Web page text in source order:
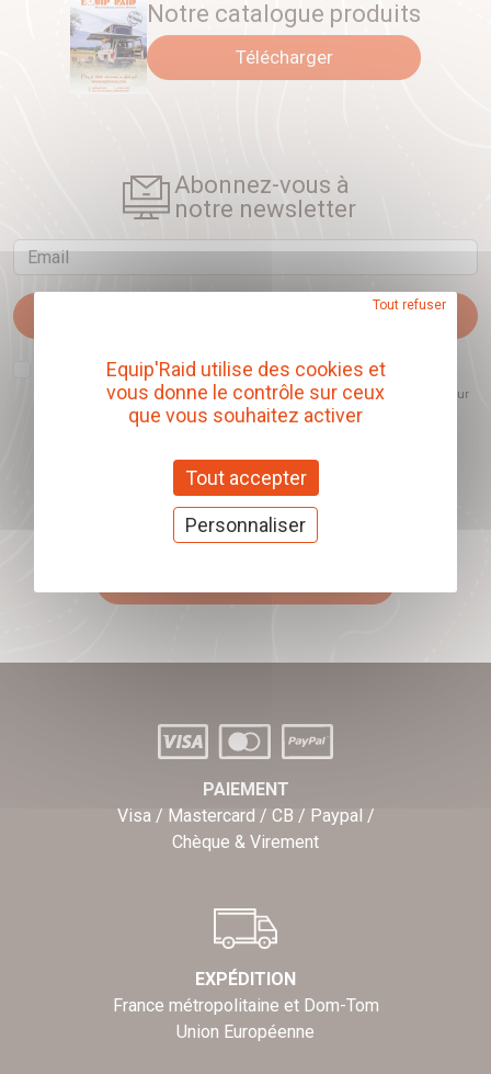
Notre catalogue produits
Télécharger
Abonnez-vous à
notre newsletter
Email
J'accepte que l'ouverture des newsletters soit mesurée, afin de mieux
comprendre les sujets qui m'intéressent et d'améliorer les contenus
proposés. Ce choix est modifiable à tout moment et reste sans incidence sur
mon inscription.
Offrez nos chèques
cadeaux
PAIEMENT
Visa / Mastercard / CB / Paypal /
Chèque & Virement
EXPÉDITION
France métropolitaine et Dom-Tom
Union Européenne
Equip'Raid utilise des cookies et
vous donne le contrôle sur ceux
que vous souhaitez activer
Tout accepter
Tout refuser
Personnaliser